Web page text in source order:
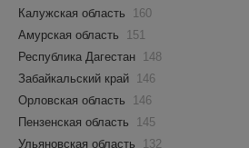
Калужская область
160
Амурская область
151
Республика Дагестан
148
Забайкальский край
146
Орловская область
146
Пензенская область
145
Ульяновская область
132